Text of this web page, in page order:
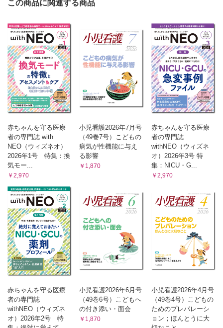
蓮田 健
この商品に関連する商品
赤ちゃんを守る医療
者の専門誌 with
NEO（ウィズネオ）
2026年1号 特集：換
気モー...
￥2,970
小児看護2026年7月号
（49巻7号）こどもの
病気が性機能に与え
る影響
￥1,870
赤ちゃんを守る医療
者の専門誌
withNEO（ウィズネ
オ）2026年3号 特
集：NICU・G...
￥2,970
赤ちゃんを守る医療
者の専門誌
withNEO（ウィズネ
オ）2026年2号 特
小児看護2026年6月号
（49巻6号）こどもへ
の付き添い・面会
￥1,870
小児看護2026年4月号
（49巻4号）こどもの
ためのプレパレーシ
ョン；ほんとうに大